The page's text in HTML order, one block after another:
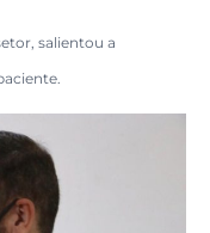
salientou a